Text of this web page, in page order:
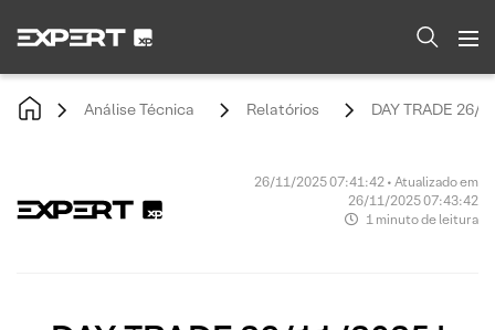
Análise Técnica Relatórios DAY TRADE 26/
26/11/2025 07:41:42 • Atualizado em
26/11/2025 07:43:42
1 minuto de leitura